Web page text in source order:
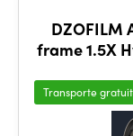
DZOFILM
frame 1.5X
Transporte